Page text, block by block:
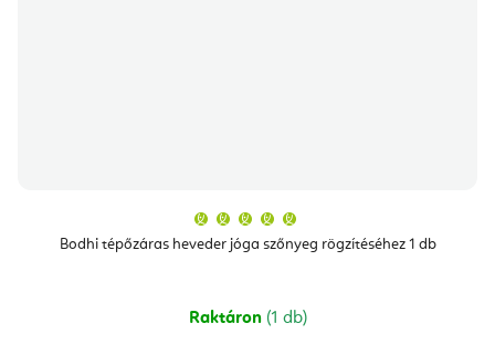
Bodhi tépőzáras heveder jóga szőnyeg rögzítéséhez 1 db
átlagos
értékelése
csillag.
Raktáron (1 db)